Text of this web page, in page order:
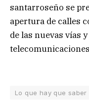
santarroseño se
apertura de calles
de las nuevas vías
Lo que hay que saber